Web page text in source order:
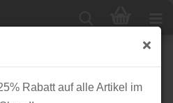
Rabatt auf alle Artikel im